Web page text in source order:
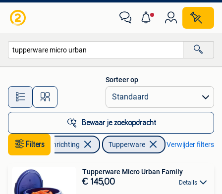
Alle afstanden…
Sorteer op
Bewaar je zoekopdracht
Filters
Huis en Inrichting Tupperware Verwijder filters
Tupperware Micro Urban Family
€ 145,00 Details